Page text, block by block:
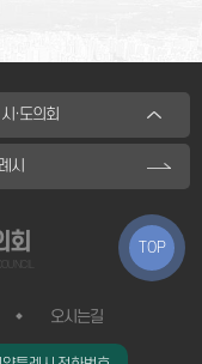
TOP
·도의회
시
회
오시는길